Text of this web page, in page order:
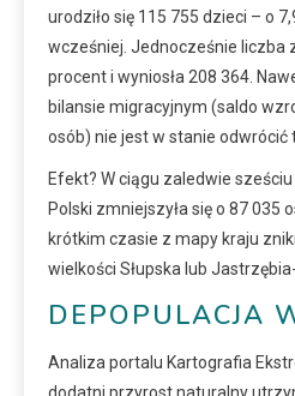
urodziło się 115 755 dzieci – o
wcześniej. Jednocześnie liczba
procent i wyniosła 208 364.
bilansie migracyjnym (saldo
osób) nie jest w stanie odwrócić
Efekt? W ciągu zaledwie
Polski zmniejszyła się o 87 035
krótkim czasie z mapy kraju
wielkości Słupska lub
DEPOPULACJA
Analiza portalu Kartografia